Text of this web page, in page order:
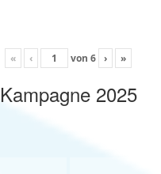
« ‹ von 6 › »
Kampagne 2025